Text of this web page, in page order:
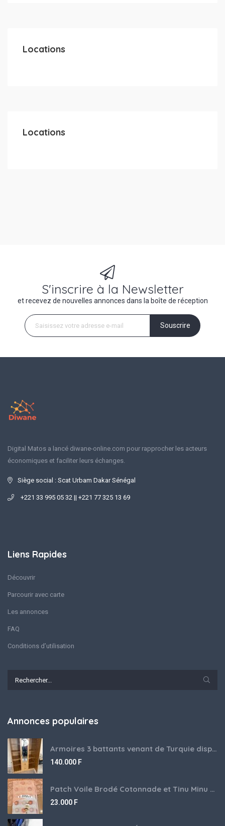
Locations
Locations
S'inscrire à la Newsletter
et recevez de nouvelles annonces dans la boîte de réception
Souscrire
Digital Matos a lancé diwane-online.com pour rapprocher les acteurs
économiques et faciliter leurs échanges.
Siège social : Scat Urbam Dakar Sénégal
+221 33 995 05 32 || +221 77 325 13 69
Liens Rapides
Découvrir
Parcourir avec carte
Les annonces
FAQ
Conditions d’utilisation
Annonces populaires
Armoires 3 battants venant de Turquie disponibles
140.000 F
Patch Voile Brodé Cotonnade et Tinu Minu de l’Inde ???????? ????
23.000 F